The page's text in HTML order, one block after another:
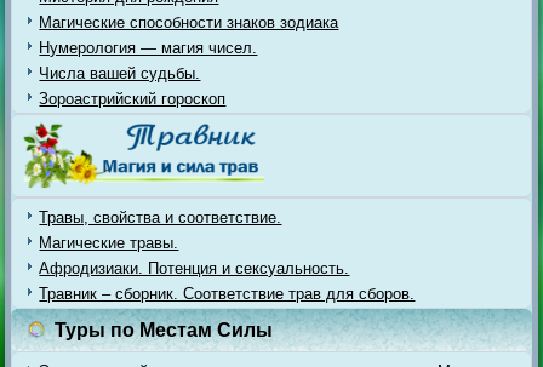
Магические способности знаков зодиака
Нумерология — магия чисел.
Числа вашей судьбы.
Зороастрийский гороскоп
Травы, свойства и соответствие.
Магические травы.
Афродизиаки. Потенция и сексуальность.
Травник – сборник. Соответствие трав для сборов.
Туры по Местам Силы